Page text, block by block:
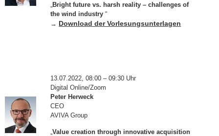
Bright future vs. harsh reality – challenges of
the wind industry“
→ Download der Vorlesungsunterlagen
13.07.2022, 08:00 – 09:30 Uhr
Digital Online/Zoom
Peter Herweck
CEO
AVIVA Group
„Value creation through innovative acquisition